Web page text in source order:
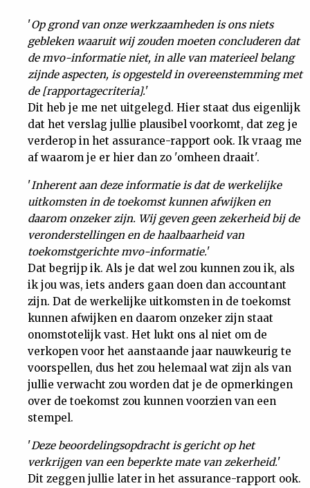
'Op grond van onze werkzaamheden is ons niets
gebleken waaruit wij zouden moeten concluderen dat
de mvo-informatie niet, in alle van materieel belang
zijnde aspecten, is opgesteld in overeenstemming met
de [rapportagecriteria].'
Dit heb je me net uitgelegd. Hier staat dus eigenlijk
dat het verslag jullie plausibel voorkomt, dat zeg je
verderop in het assurance-rapport ook. Ik vraag me
af waarom je er hier dan zo 'omheen draait'.
'Inherent aan deze informatie is dat de werkelijke
uitkomsten in de toekomst kunnen afwijken en
daarom onzeker zijn. Wij geven geen zekerheid bij de
veronderstellingen en de haalbaarheid van
toekomstgerichte mvo-informatie.'
Dat begrijp ik. Als je dat wel zou kunnen zou ik, als
ik jou was, iets anders gaan doen dan accountant
zijn. Dat de werkelijke uitkomsten in de toekomst
kunnen afwijken en daarom onzeker zijn staat
onomstotelijk vast. Het lukt ons al niet om de
verkopen voor het aanstaande jaar nauwkeurig te
voorspellen, dus het zou helemaal wat zijn als van
jullie verwacht zou worden dat je de opmerkingen
over de toekomst zou kunnen voorzien van een
stempel.
'Deze beoordelingsopdracht is gericht op het
verkrijgen van een beperkte mate van zekerheid.'
Dit zeggen jullie later in het assurance-rapport ook.